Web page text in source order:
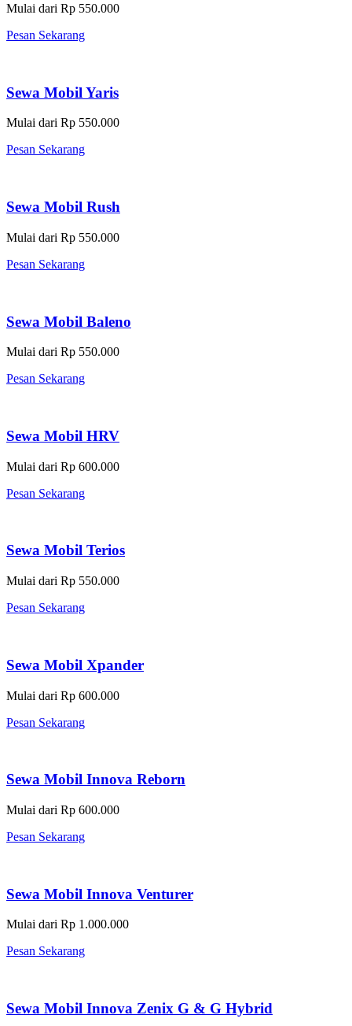
Mulai dari Rp 550.000
Pesan Sekarang
Sewa Mobil Yaris
Mulai dari Rp 550.000
Pesan Sekarang
Sewa Mobil Rush
Mulai dari Rp 550.000
Pesan Sekarang
Sewa Mobil Baleno
Mulai dari Rp 550.000
Pesan Sekarang
Sewa Mobil HRV
Mulai dari Rp 600.000
Pesan Sekarang
Sewa Mobil Terios
Mulai dari Rp 550.000
Pesan Sekarang
Sewa Mobil Xpander
Mulai dari Rp 600.000
Pesan Sekarang
Sewa Mobil Innova Reborn
Mulai dari Rp 600.000
Pesan Sekarang
Sewa Mobil Innova Venturer
Mulai dari Rp 1.000.000
Pesan Sekarang
Sewa Mobil Innova Zenix G & G Hybrid